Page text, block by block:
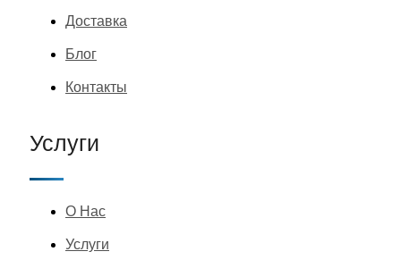
Доставка
Блог
Контакты
Услуги
О Нас
Услуги